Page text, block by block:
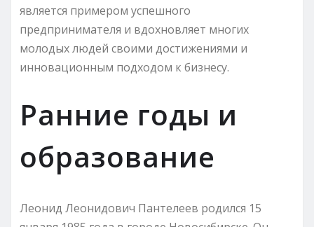
является примером успешного
предпринимателя и вдохновляет многих
молодых людей своими достижениями и
инновационным подходом к бизнесу.
Ранние годы и
образование
Леонид Леонидович Пантелеев родился 15